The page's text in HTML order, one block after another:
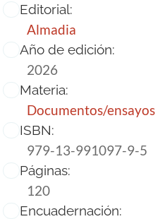
Editorial:
Almadia
Año de edición:
2026
Materia:
Documentos/ensayos
ISBN:
979-13-991097-9-5
Páginas:
120
Encuadernación: